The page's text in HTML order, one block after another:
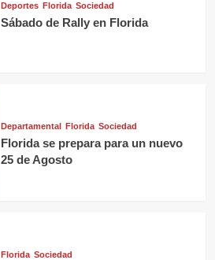
Deportes Florida Sociedad
Sábado de Rally en Florida
Departamental Florida Sociedad
Florida se prepara para un nuevo
25 de Agosto
Florida Sociedad